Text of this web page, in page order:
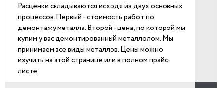
Расценки складываются исходя из двух основных
процессов. Первый - стоимость работ по
демонтажу металла. Второй - цена, по которой мы
купим у вас демонтированный металлолом. Мы
принимаем все виды металлов. Цены можно
изучить на этой странице или в полном прайс-
листе.